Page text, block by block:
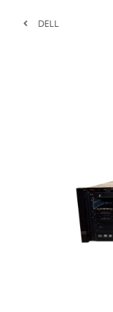
DELL